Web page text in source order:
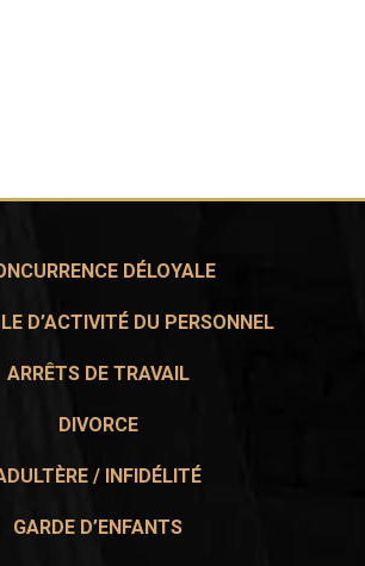
DÉLOYALE
D’ACTIVITÉ DU PERSONNEL
ARRÊTS DE TRAVAIL
DIVORCE
/ INFIDÉLITÉ
GARDE D’ENFANTS